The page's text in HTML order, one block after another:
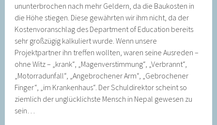
ununterbrochen nach mehr Geldern, da die Baukosten in
die Höhe stiegen. Diese gewährten wir ihm nicht, da der
Kostenvoranschlag des Department of Education bereits
sehr großzügig kalkuliert wurde. Wenn unsere
Projektpartner ihn treffen wollten, waren seine Ausreden –
ohne Witz – „krank“, „Magenverstimmung“, „Verbrannt“,
„Motorradunfall“, „Angebrochener Arm“, „Gebrochener
Finger“, „im Krankenhaus“. Der Schuldirektor scheint so
ziemlich der unglücklichste Mensch in Nepal gewesen zu
sein…